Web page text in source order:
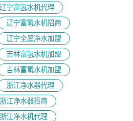
辽宁富氢水机代理
辽宁富氢水机招商
辽宁全屋净水加盟
吉林富氢水机加盟
吉林富氢水机加盟
浙江净水器代理
浙江净水器招商
浙江净水机代理